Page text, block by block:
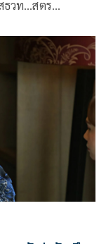
ธวท…สตร…